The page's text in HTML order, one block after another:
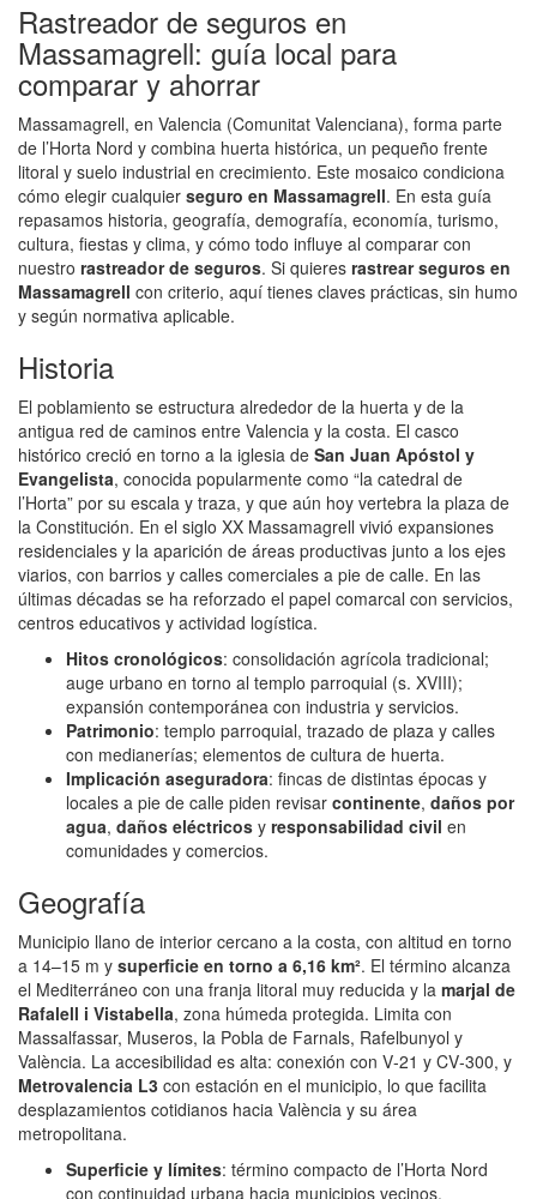
Rastreador de seguros en
Massamagrell: guía local para
comparar y ahorrar
Massamagrell, en Valencia (Comunitat Valenciana), forma parte
de l’Horta Nord y combina huerta histórica, un pequeño frente
litoral y suelo industrial en crecimiento. Este mosaico condiciona
cómo elegir cualquier seguro en Massamagrell. En esta guía
repasamos historia, geografía, demografía, economía, turismo,
cultura, fiestas y clima, y cómo todo influye al comparar con
nuestro rastreador de seguros. Si quieres rastrear seguros en
Massamagrell con criterio, aquí tienes claves prácticas, sin humo
y según normativa aplicable.
Historia
El poblamiento se estructura alrededor de la huerta y de la
antigua red de caminos entre Valencia y la costa. El casco
histórico creció en torno a la iglesia de San Juan Apóstol y
Evangelista, conocida popularmente como “la catedral de
l’Horta” por su escala y traza, y que aún hoy vertebra la plaza de
la Constitución. En el siglo XX Massamagrell vivió expansiones
residenciales y la aparición de áreas productivas junto a los ejes
viarios, con barrios y calles comerciales a pie de calle. En las
últimas décadas se ha reforzado el papel comarcal con servicios,
centros educativos y actividad logística.
Hitos cronológicos: consolidación agrícola tradicional;
auge urbano en torno al templo parroquial (s. XVIII);
expansión contemporánea con industria y servicios.
Patrimonio: templo parroquial, trazado de plaza y calles
con medianerías; elementos de cultura de huerta.
Implicación aseguradora: fincas de distintas épocas y
locales a pie de calle piden revisar continente, daños por
agua, daños eléctricos y responsabilidad civil en
comunidades y comercios.
Geografía
Municipio llano de interior cercano a la costa, con altitud en torno
a 14–15 m y superficie en torno a 6,16 km². El término alcanza
el Mediterráneo con una franja litoral muy reducida y la marjal de
Rafalell i Vistabella, zona húmeda protegida. Limita con
Massalfassar, Museros, la Pobla de Farnals, Rafelbunyol y
València. La accesibilidad es alta: conexión con V‑21 y CV‑300, y
Metrovalencia L3 con estación en el municipio, lo que facilita
desplazamientos cotidianos hacia València y su área
metropolitana.
Superficie y límites: término compacto de l’Horta Nord
con continuidad urbana hacia municipios vecinos.